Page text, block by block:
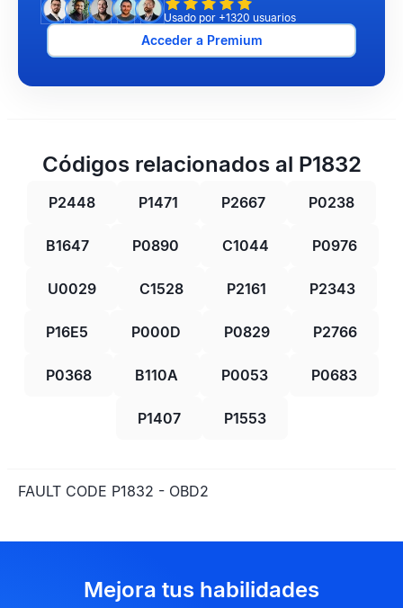
Usado por +1320 usuarios
Acceder a Premium
Códigos relacionados al P1832
P2448 P1471 P2667 P0238
B1647 P0890 C1044 P0976
U0029 C1528 P2161 P2343
P16E5 P000D P0829 P2766
P0368 B110A P0053 P0683
P1407 P1553
FAULT CODE P1832 - OBD2
Mejora tus habilidades